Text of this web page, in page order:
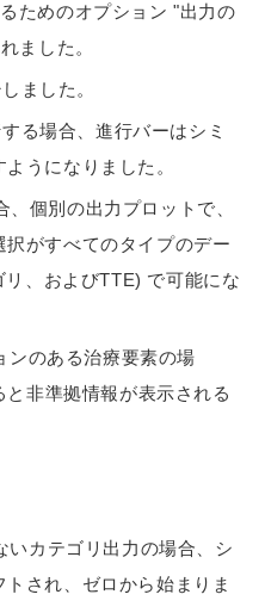
ためのオプション "出力の
ました。
ました。
る場合、進行バーはシミ
うになりました。
個別の出力プロットで、
がすべてのタイプのデー
、およびTTE) で可能にな
ンのある治療要素の場
非準拠情報が表示される
いカテゴリ出力の場合、シ
され、ゼロから始まりま